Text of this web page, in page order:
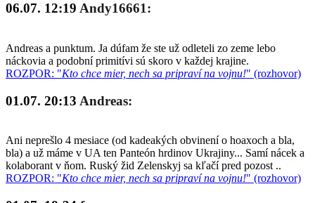
06.07. 12:19 Andy16661:
Andreas a punktum. Ja dúfam že ste už odleteli zo zeme lebo
náckovia a podobní primitívi sú skoro v každej krajine.
ROZPOR: "Kto chce mier, nech sa pripraví na vojnu!" (rozhovor)
01.07. 20:13 Andreas:
Ani neprešlo 4 mesiace (od kadeakých obvinení o hoaxoch a bla,
bla) a už máme v UA ten Panteón hrdinov Ukrajiny... Samí nácek a
kolaborant v ňom. Ruský žid Zelenskyj sa kľačí pred pozost ..
ROZPOR: "Kto chce mier, nech sa pripraví na vojnu!" (rozhovor)